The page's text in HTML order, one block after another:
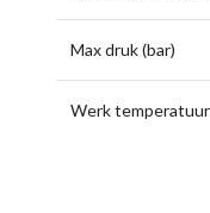
Max druk (bar)
Werk temperatuur